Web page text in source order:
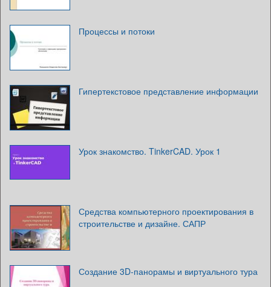
Процессы и потоки
Гипертекстовое представление информации
Урок знакомство. TinkerCAD. Урок 1
Средства компьютерного проектирования в
строительстве и дизайне. САПР
Создание 3D-панорамы и виртуального тура